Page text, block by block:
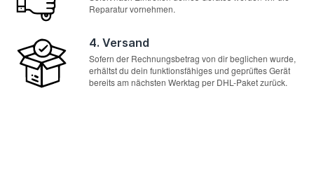
Reparatur vornehmen.
4. Versand
Sofern der Rechnungsbetrag von dir beglichen wurde,
erhältst du dein funktionsfähiges und geprüftes Gerät
bereits am nächsten Werktag per DHL-Paket zurück.